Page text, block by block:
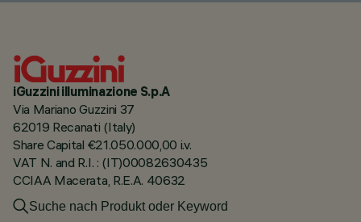
iGuzzini illuminazione S.p.A
Via Mariano Guzzini 37
62019 Recanati (Italy)
Share Capital €21.050.000,00 i.v.
VAT N. and R.I. : (IT)00082630435
CCIAA Macerata, R.E.A. 40632